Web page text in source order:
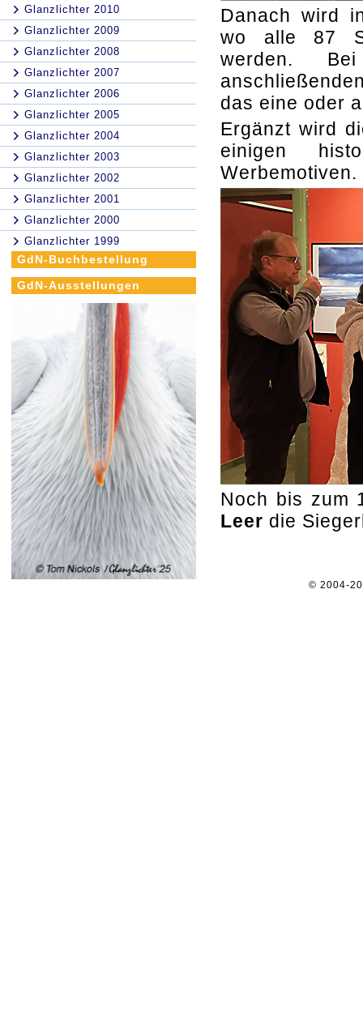
Glanzlichter 2010
Glanzlichter 2009
Glanzlichter 2008
Glanzlichter 2007
Glanzlichter 2006
Glanzlichter 2005
Glanzlichter 2004
Glanzlichter 2003
Glanzlichter 2002
Glanzlichter 2001
Glanzlichter 2000
Glanzlichter 1999
GdN-Buchbestellung
GdN-Ausstellungen
Danach wird
wo alle 87
werden.
das eine oder
Ergänzt wird
einigen
Werbemotiven.
Noch bis zum
Leer die
© 2004-